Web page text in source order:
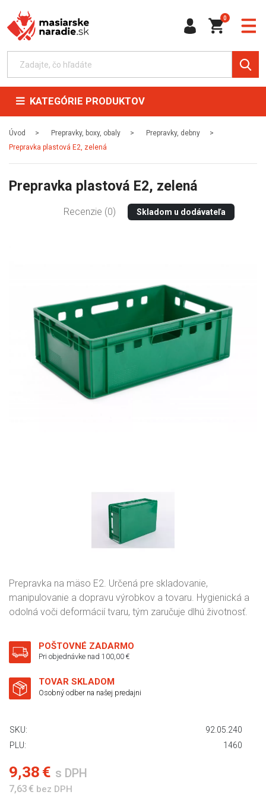
0
KATEGÓRIE PRODUKTOV
Úvod Prepravky, boxy, obaly
Prepravky, debny
Prepravka plastová E2, zelená
Prepravka plastová E2, zelená
Recenzie (0) Skladom u dodávateľa
Prepravka na mäso E2. Určená pre skladovanie,
manipulovanie a dopravu výrobkov a tovaru. Hygienická a
odolná voči deformácií tvaru, tým zaručuje dlhú životnosť.
POŠTOVNÉ ZADARMO
Pri objednávke nad 100,00 €
TOVAR SKLADOM
Osobný odber na našej predajni
SKU:
92.05.240
PLU:
1460
9,38 € s DPH
7,63 € bez DPH